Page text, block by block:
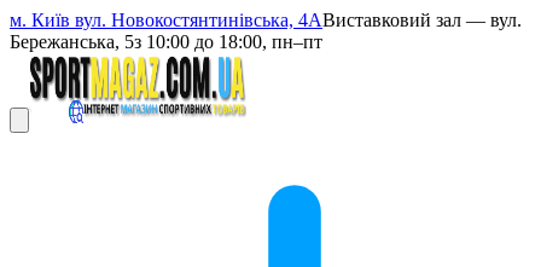
м. Київ вул. Новокостянтинівська, 4АВиставковий зал — вул.
Бережанська, 5з 10:00 до 18:00, пн–пт